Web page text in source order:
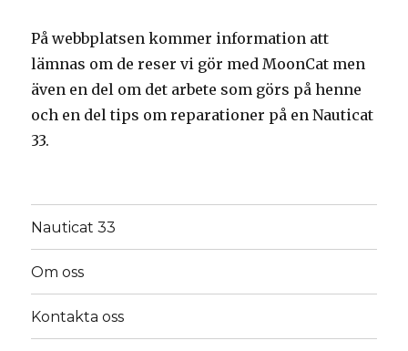
På webbplatsen kommer information att
lämnas om de reser vi gör med MoonCat men
även en del om det arbete som görs på henne
och en del tips om reparationer på en Nauticat
33.
Nauticat 33
Om oss
Kontakta oss